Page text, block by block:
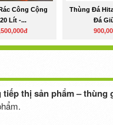
Công Cộng
Lít -...
Thùng Đá
Đá
tiếp thị sản phẩm – thùng